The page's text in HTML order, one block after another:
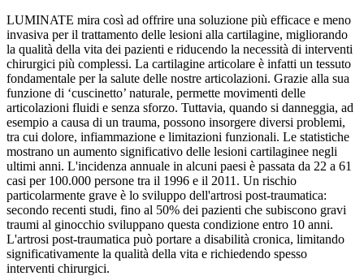
LUMINATE mira così ad offrire una soluzione più efficace e meno
invasiva per il trattamento delle lesioni alla cartilagine, migliorando
la qualità della vita dei pazienti e riducendo la necessità di interventi
chirurgici più complessi. La cartilagine articolare è infatti un tessuto
fondamentale per la salute delle nostre articolazioni. Grazie alla sua
funzione di ‘cuscinetto’ naturale, permette movimenti delle
articolazioni fluidi e senza sforzo. Tuttavia, quando si danneggia, ad
esempio a causa di un trauma, possono insorgere diversi problemi,
tra cui dolore, infiammazione e limitazioni funzionali. Le statistiche
mostrano un aumento significativo delle lesioni cartilaginee negli
ultimi anni. L'incidenza annuale in alcuni paesi è passata da 22 a 61
casi per 100.000 persone tra il 1996 e il 2011. Un rischio
particolarmente grave è lo sviluppo dell'artrosi post-traumatica:
secondo recenti studi, fino al 50% dei pazienti che subiscono gravi
traumi al ginocchio sviluppano questa condizione entro 10 anni.
L'artrosi post-traumatica può portare a disabilità cronica, limitando
significativamente la qualità della vita e richiedendo spesso
interventi chirurgici.